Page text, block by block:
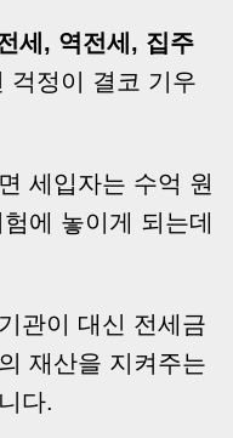
세, 역전세, 집주
정이 결코 기우
세입자는 수억 원
에 놓이게 되는데
관이 대신 전세금
재산을 지켜주는
다.